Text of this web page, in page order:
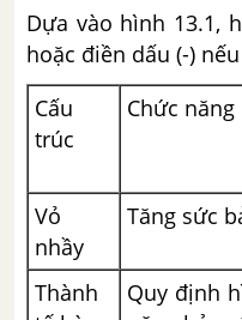
Dựa vào hình 13.1,
hoặc điền dấu (-)
Cấu
trúc
Chức năng
Vỏ
nhầy
Tăng sức
Thành
Quy định